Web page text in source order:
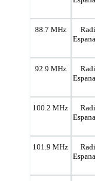
88.7 MHz
92.9 MHz
100.2 MHz
101.9 MHz